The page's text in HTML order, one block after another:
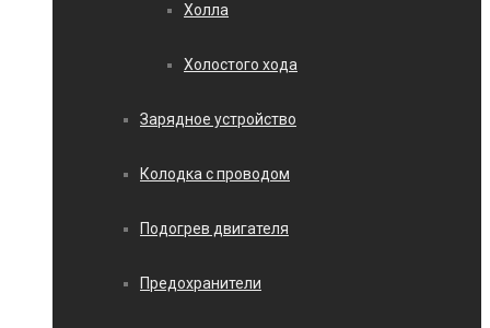
Холла
Холостого хода
Зарядное устройство
Колодка с проводом
Подогрев двигателя
Предохранители